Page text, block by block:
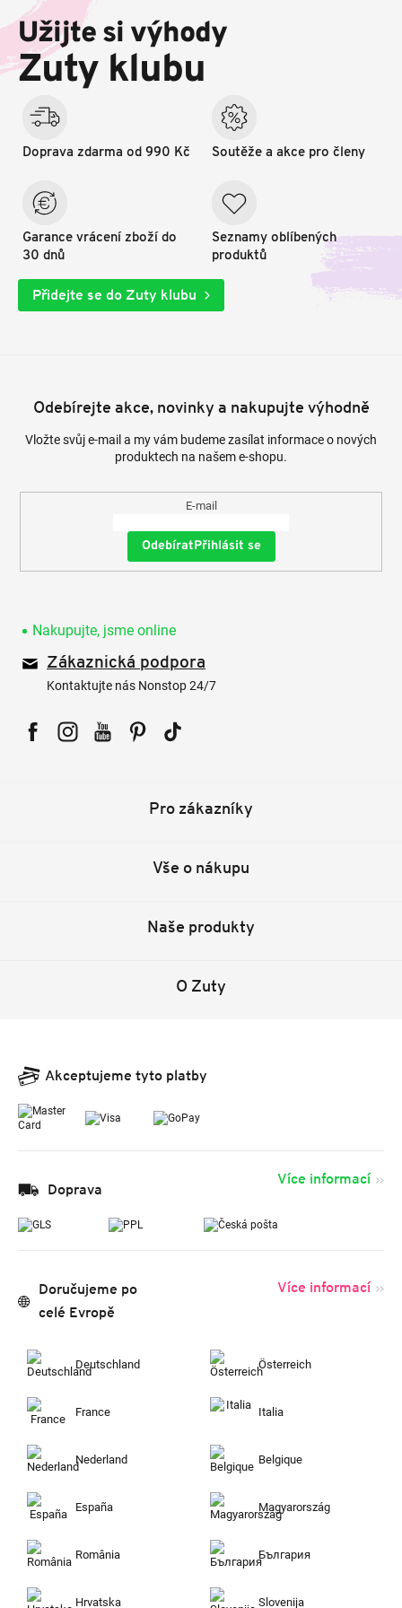
a
í
Užijte si výhody
Zuty klubu
Doprava zdarma od 990 Kč
Garance vrácení zboží do
30 dnů
Soutěže a akce pro členy
Seznamy oblíbených
produktů
Přidejte se do Zuty klubu
Odebírejte akce, novinky a nakupujte výhodně
Vložte svůj e-mail a my vám budeme zasílat informace o nových
produktech na našem e-shopu.
E-mail
Přihlásit se
Nakupujte, jsme online
Zákaznická podpora
Kontaktujte nás Nonstop 24/7
Pro zákazníky
Vše o nákupu
Naše produkty
O Zuty
Akceptujeme tyto platby
Doprava
Více informací
Doručujeme po
celé Evropě
Více informací
Deutschland Österreich
France Italia
Nederland Belgique
España Magyarország
România България
Hrvatska Slovenija